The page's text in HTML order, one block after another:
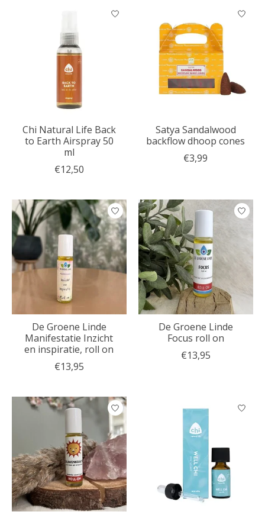
Chi Natural Life Back
to Earth Airspray 50
ml
€12,50
Satya Sandalwood
backflow dhoop cones
€3,99
De Groene Linde
Manifestatie Inzicht
en inspiratie, roll on
€13,95
De Groene Linde
Focus roll on
€13,95